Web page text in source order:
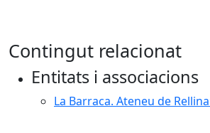
Contingut relacionat
Entitats i associacions
La Barraca. Ateneu de